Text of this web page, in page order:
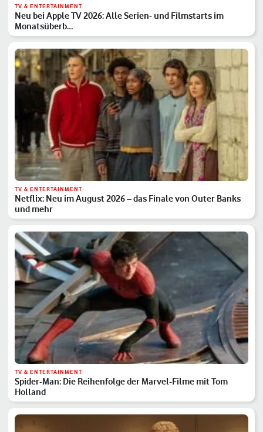
TV & ENTERTAINMENT
Neu bei Apple TV 2026: Alle Serien- und Filmstarts im
Monatsüberb…
TV & ENTERTAINMENT
Netflix: Neu im August 2026 – das Finale von Outer Banks
und mehr
TV & ENTERTAINMENT
Spider-Man: Die Reihenfolge der Marvel-Filme mit Tom
Holland